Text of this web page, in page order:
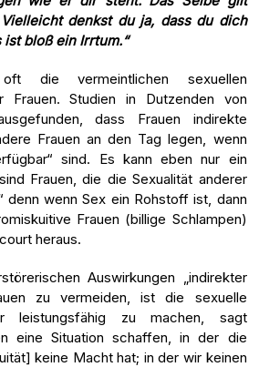
denkst du ja, dass du dich
ist bloß ein Irrtum.“
die vermeintlichen sexuellen
Frauen. Studien in Dutzenden von
dass Frauen indirekte
Frauen an den Tag legen, wenn
sind. Es kann eben nur ein
Frauen, die die Sexualität anderer
denn wenn Sex ein Rohstoff ist, dann
Frauen (billige Schlampen)
heraus.
Auswirkungen „indirekter
zu vermeiden, ist die sexuelle
leistungsfähig zu machen, sagt
eine Situation schaffen, in der die
keine Macht hat; in der wir keinen